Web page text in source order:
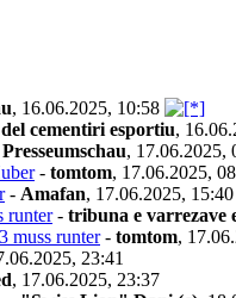
, 16.06.2025, 10:58
cementiri esportiu,
Presseumschau, 17.06.2025,
- tomtom, 17.06.2025,
- Amafan, 17.06.2025, 15:40
runter- tribuna e varrezave
muss runter- tomtom,
23:41
, 17.06.2025, 23:37